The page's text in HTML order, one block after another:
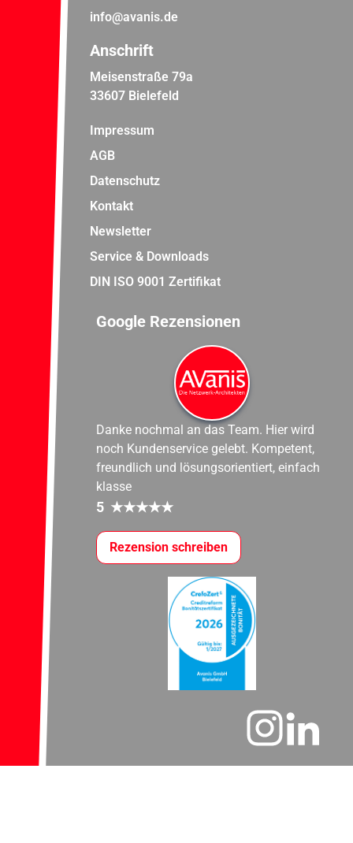
info@avanis.de
Anschrift
Meisenstraße 79a
33607 Bielefeld
Impressum
AGB
Datenschutz
Kontakt
Newsletter
Service & Downloads
DIN ISO 9001 Zertifikat
Google Rezensionen
Danke nochmal an das Team. Hier wird
noch Kundenservice gelebt. Kompetent,
freundlich und lösungsorientiert, einfach
klasse
5 ★★★★★
Rezension schreiben